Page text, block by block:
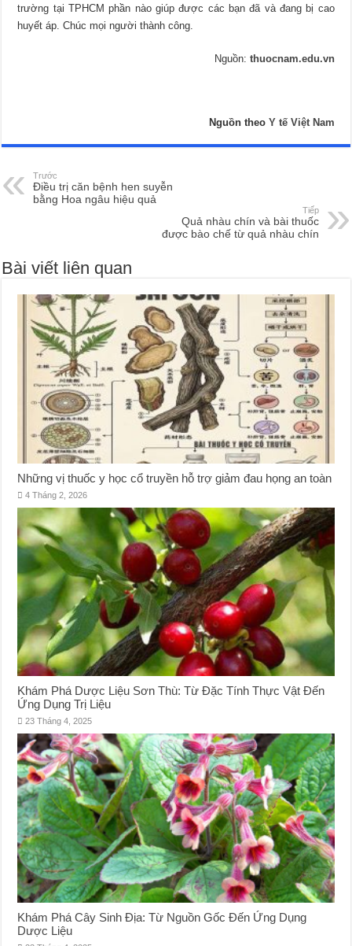
trường tại TPHCM phần nào giúp được các bạn đã và đang bị cao
huyết áp. Chúc mọi người thành công.
Nguồn: thuocnam.edu.vn
Nguồn theo Y tế Việt Nam
Trước
Điều trị căn bệnh hen suyễn
bằng Hoa ngâu hiệu quả
Tiếp
Quả nhàu chín và bài thuốc
được bào chế từ quả nhàu chín
Bài viết liên quan
Những vị thuốc y học cổ truyền hỗ trợ giảm đau họng an toàn
4 Tháng 2, 2026
Khám Phá Dược Liệu Sơn Thù: Từ Đặc Tính Thực Vật Đến
Ứng Dụng Trị Liệu
23 Tháng 4, 2025
Khám Phá Cây Sinh Địa: Từ Nguồn Gốc Đến Ứng Dụng
Dược Liệu